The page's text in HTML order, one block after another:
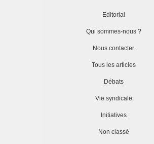
Editorial
Qui sommes-nous ?
Nous contacter
Tous les articles
Débats
Vie syndicale
Initiatives
Non classé